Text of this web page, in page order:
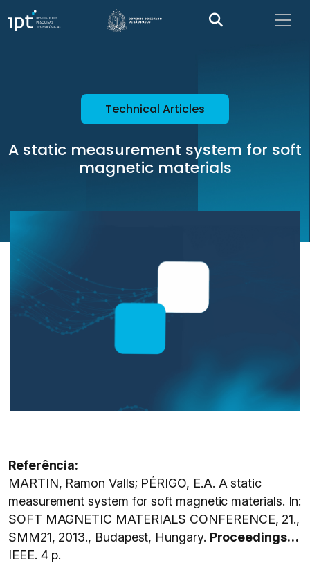
Technical Articles
A static measurement system for soft
magnetic materials
Referência:
MARTIN, Ramon Valls; PÉRIGO, E.A. A static
measurement system for soft magnetic materials. In:
SOFT MAGNETIC MATERIALS CONFERENCE, 21.,
SMM21, 2013., Budapest, Hungary. Proceedings…
IEEE. 4 p.